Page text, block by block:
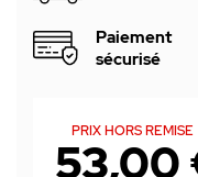
Paiement
sécurisé
PRIX HORS REMISE
53,00